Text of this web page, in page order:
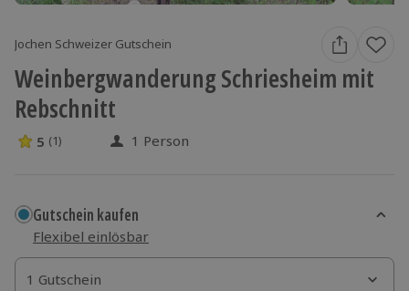
Jochen Schweizer Gutschein
Weinbergwanderung Schriesheim mit
Rebschnitt
5 Sterne von 5 aus 1 Bewertungen
5 (1) 1 Person
Gutschein kaufen
Flexibel einlösbar
1 Gutschein
1 Gutschein